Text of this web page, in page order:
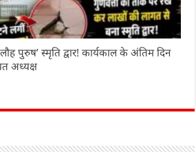
पुरुष’ स्मृति द्वार! कार्यकाल के अंतिम दिन
अध्यक्ष